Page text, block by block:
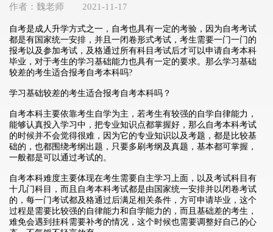
作者：魏老师 2021-11-17
自考是成人升学方式之一，自考也具有一定的考验，因为自考考试
都是有国家统一安排，并且一闭卷形式考试，考生需要一门一门的
报考以及参加考试，及格通过所有科目考试后才可以申请自考本科
毕业，对于考生的学习基础能力也具有一定的要求。那么学习基础
较差的考生适合报考自考本科吗?
学习基础较差的考生适合报考自考本科吗？
自考本科主要依靠考生自学为主，若考生有较强的自学自律能力，
能够认真投入学习中，把专业知识点都掌握好，那么自考本科考试
的时候并不会觉得很难，因为它的专业知识以及考题，都是比较基
础的，也都围绕考纲出题，只要多刷考纲及真题，基本都可掌握，
一般都是可以通过考试的。
自考本科难度主要体现在考生需要自主学习上面，以及考试科目有
十几门科目，而且自考本科考试都是由国家统一安排并以闭卷考试
的，每一门考试都及格通过后满足相关条件，方可申请毕业，这个
过程是需要比较强的自律能力和自学能力的，而且基础差的考生，
难免会遇到挂科需要补考的情况，这个时候也需要调整好自己的心